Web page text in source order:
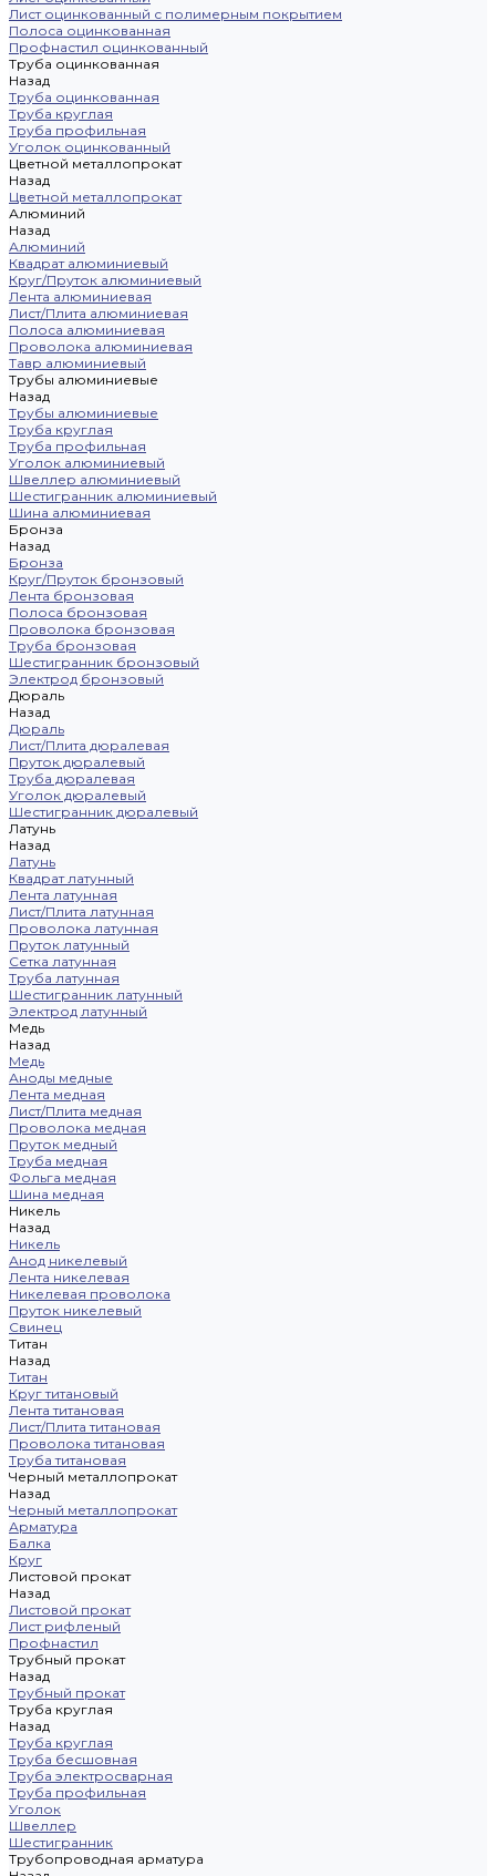
Лист оцинкованный с полимерным покрытием
Полоса оцинкованная
Профнастил оцинкованный
Труба оцинкованная
Назад
Труба оцинкованная
Труба круглая
Труба профильная
Уголок оцинкованный
Цветной металлопрокат
Назад
Цветной металлопрокат
Алюминий
Назад
Алюминий
Квадрат алюминиевый
Круг/Пруток алюминиевый
Лента алюминиевая
Лист/Плита алюминиевая
Полоса алюминиевая
Проволока алюминиевая
Тавр алюминиевый
Трубы алюминиевые
Назад
Трубы алюминиевые
Труба круглая
Труба профильная
Уголок алюминиевый
Швеллер алюминиевый
Шестигранник алюминиевый
Шина алюминиевая
Бронза
Назад
Бронза
Круг/Пруток бронзовый
Лента бронзовая
Полоса бронзовая
Проволока бронзовая
Труба бронзовая
Шестигранник бронзовый
Электрод бронзовый
Дюраль
Назад
Дюраль
Лист/Плита дюралевая
Пруток дюралевый
Труба дюралевая
Уголок дюралевый
Шестигранник дюралевый
Латунь
Назад
Латунь
Квадрат латунный
Лента латунная
Лист/Плита латунная
Проволока латунная
Пруток латунный
Сетка латунная
Труба латунная
Шестигранник латунный
Электрод латунный
Медь
Назад
Медь
Аноды медные
Лента медная
Лист/Плита медная
Проволока медная
Пруток медный
Труба медная
Фольга медная
Шина медная
Никель
Назад
Никель
Анод никелевый
Лента никелевая
Никелевая проволока
Пруток никелевый
Свинец
Титан
Назад
Титан
Круг титановый
Лента титановая
Лист/Плита титановая
Проволока титановая
Труба титановая
Черный металлопрокат
Назад
Черный металлопрокат
Арматура
Балка
Круг
Листовой прокат
Назад
Листовой прокат
Лист рифленый
Профнастил
Трубный прокат
Назад
Трубный прокат
Труба круглая
Назад
Труба круглая
Труба бесшовная
Труба электросварная
Труба профильная
Уголок
Швеллер
Шестигранник
Трубопроводная арматура